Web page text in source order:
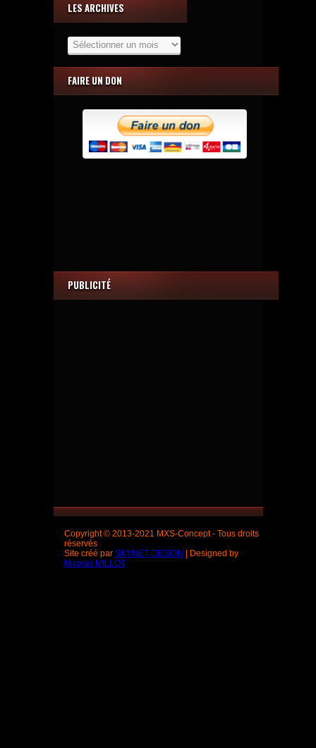
LES ARCHIVES
Archives
FAIRE UN DON
PUBLICITÉ
Copyright © 2013-2021 MXS-Concept - Tous droits
réservés
Site créé par SKYNET DESIGN
| Designed by
Nicolas MILLOT